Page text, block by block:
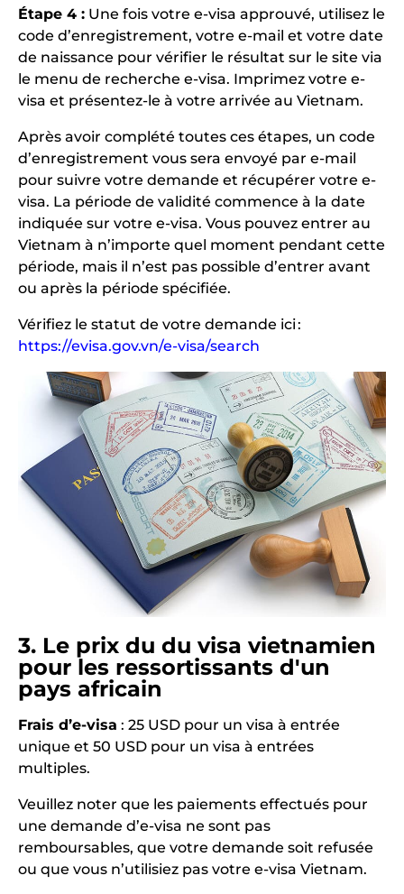
Étape 4 : Une fois votre e-visa approuvé, utilisez le
code d’enregistrement, votre e-mail et votre date
de naissance pour vérifier le résultat sur le site via
le menu de recherche e-visa. Imprimez votre e-
visa et présentez-le à votre arrivée au Vietnam.
Après avoir complété toutes ces étapes, un code
d’enregistrement vous sera envoyé par e-mail
pour suivre votre demande et récupérer votre e-
visa. La période de validité commence à la date
indiquée sur votre e-visa. Vous pouvez entrer au
Vietnam à n’importe quel moment pendant cette
période, mais il n’est pas possible d’entrer avant
ou après la période spécifiée.
Vérifiez le statut de votre demande ici :
https://evisa.gov.vn/e-visa/search
3. Le prix du du visa vietnamien
pour les ressortissants d'un
pays africain
Frais d’e-visa : 25 USD pour un visa à entrée
unique et 50 USD pour un visa à entrées
multiples.
Veuillez noter que les paiements effectués pour
une demande d’e-visa ne sont pas
remboursables, que votre demande soit refusée
ou que vous n’utilisiez pas votre e-visa Vietnam.